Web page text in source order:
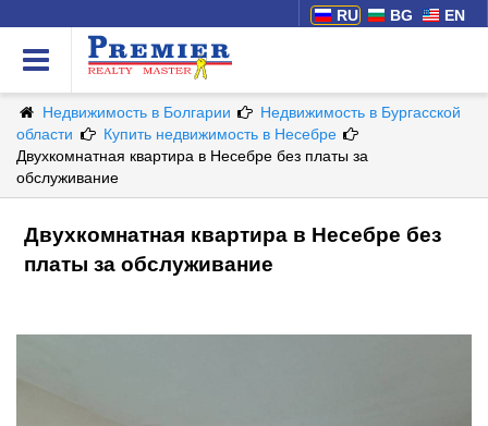
RU BG EN
Недвижимость в Болгарии
Недвижимость в Бургасской
области
Купить недвижимость в Несебре
Двухкомнатная квартира в Несебре без платы за
обслуживание
Двухкомнатная квартира в Несебре без
платы за обслуживание